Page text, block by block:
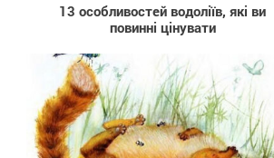
13 особливостей водоліїв, які ви
повинні цінувати